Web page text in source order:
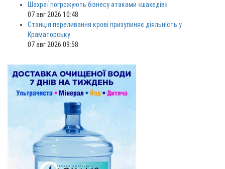
Шахраї погрожують бізнесу атаками «шахедів»
07 авг 2026 10:48
Станція переливання крові призупиняє діяльність у
Краматорську
07 авг 2026 09:58